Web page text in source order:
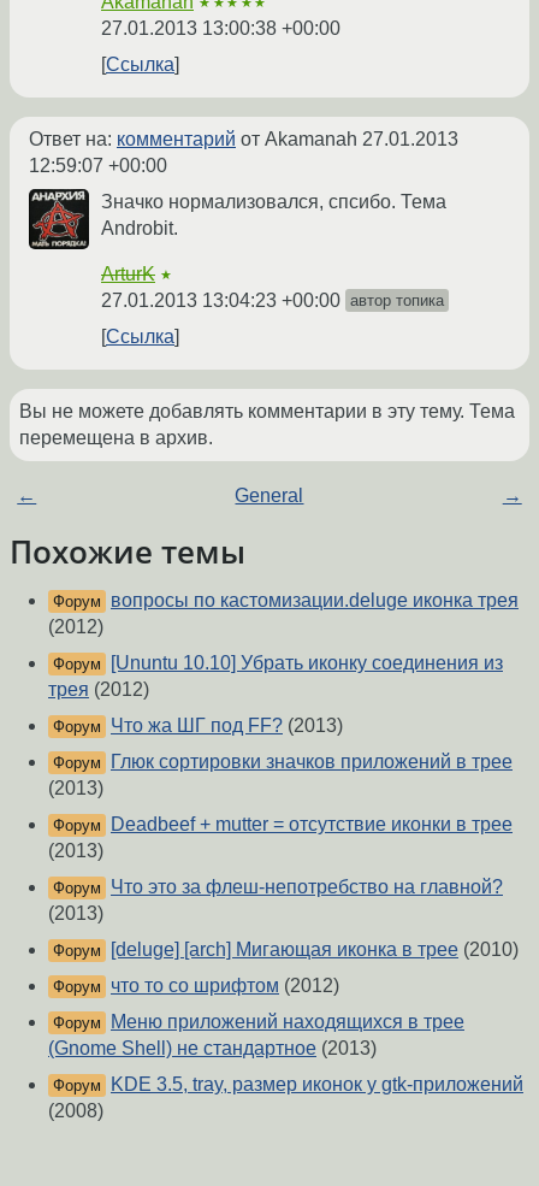
★★★★★
27.01.2013 13:00:38 +00:00
Ссылка
Ответ на: комментарий от Akamanah 27.01.2013
12:59:07 +00:00
Значко нормализовался, спсибо. Тема
Androbit.
ArturK ★
27.01.2013 13:04:23 +00:00 автор топика
Ссылка
Вы не можете добавлять комментарии в эту тему. Тема
перемещена в архив.
← General →
Похожие темы
Форум
вопросы по кастомизации.deluge иконка трея
(2012)
Форум
[Ununtu 10.10] Убрать иконку соединения из
трея (2012)
Форум Что жа ШГ под FF? (2013)
Форум
Глюк сортировки значков приложений в трее
(2013)
Форум
Deadbeef + mutter = отсутствие иконки в трее
(2013)
Форум
Что это за флеш-непотребство на главной?
(2013)
Форум [deluge] [arch] Мигающая иконка в трее (2010)
Форум что то со шрифтом (2012)
Форум
Меню приложений находящихся в трее
(Gnome Shell) не стандартное (2013)
Форум
KDE 3.5, tray, размер иконок у gtk-приложений
(2008)